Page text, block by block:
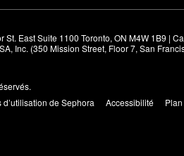
East Suite 1100 Toronto, ON M4W 1B9 |
Inc. (350 Mission Street, Floor 7, San
de Sephora Accessibilité